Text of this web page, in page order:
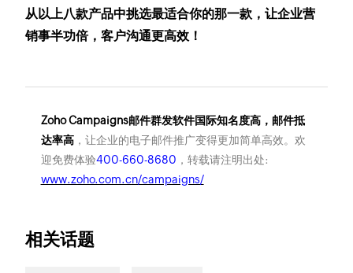
从以上八款产品中挑选最适合你的那一款，让企业营
销事半功倍，客户沟通更高效！
Zoho Campaigns邮件群发软件国际知名度高，邮件抵
达率高，让企业的电子邮件推广变得更加简单高效。欢
迎免费体验400-660-8680 ，转载请注明出处:
www.zoho.com.cn/campaigns/
相关话题